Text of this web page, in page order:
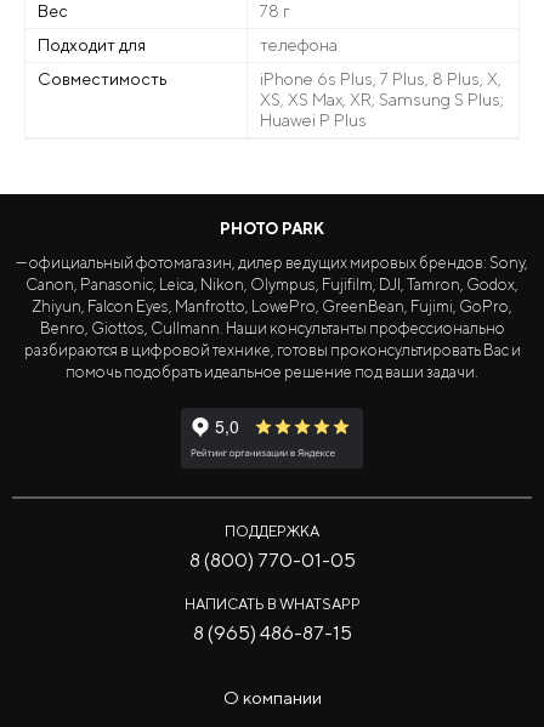
Вес
78 г
Подходит для
телефона
Совместимость
iPhone 6s Plus, 7 Plus, 8 Plus, X,
XS, XS Max, XR; Samsung S Plus;
Huawei P Plus
PHOTO PARK
— официальный фотомагазин, дилер ведущих мировых брендов: Sony,
Canon, Panasonic, Leica, Nikon, Olympus, Fujifilm, DJI, Tamron, Godox,
Zhiyun, Falcon Eyes, Manfrotto, LowePro, GreenBean, Fujimi, GoPro,
Benro, Giottos, Cullmann. Наши консультанты профессионально
разбираются в цифровой технике, готовы проконсультировать Вас и
помочь подобрать идеальное решение под ваши задачи.
ПОДДЕРЖКА
8 (800) 770-01-05
НАПИСАТЬ В WHATSAPP
8 (965) 486-87-15
О компании